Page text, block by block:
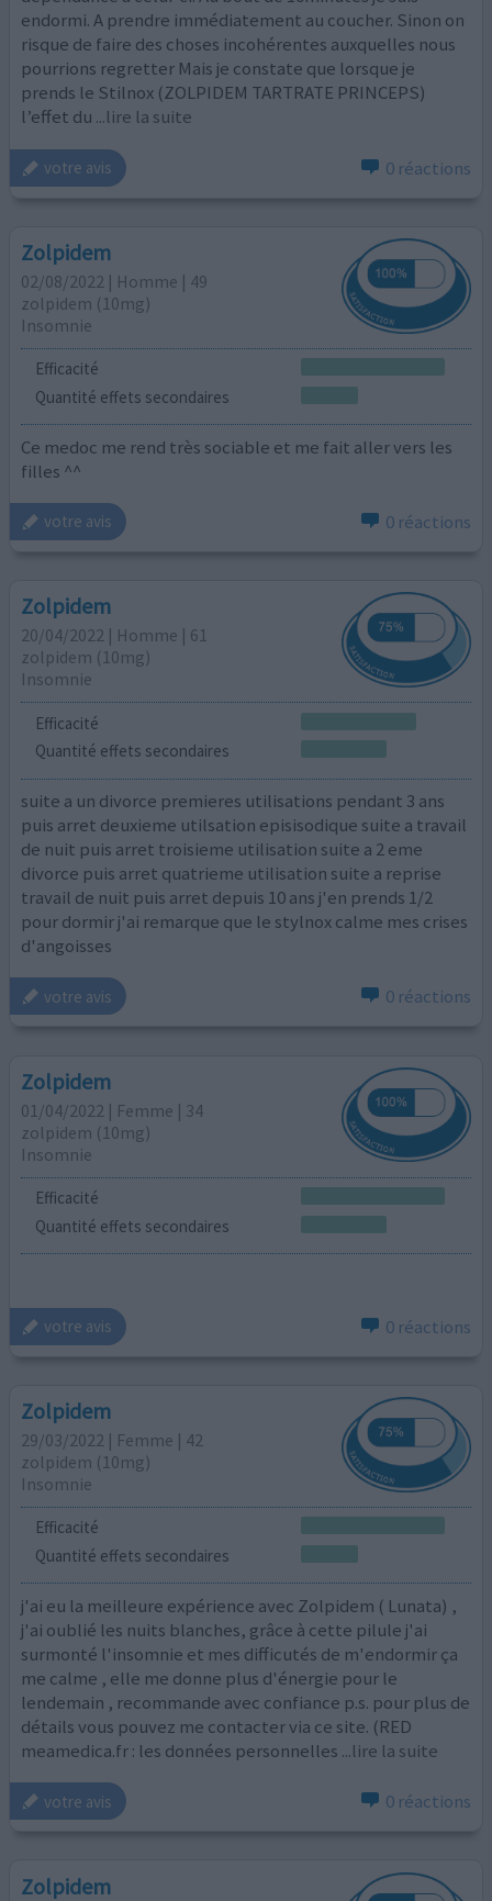
endormi. A prendre immédiatement au coucher. Sinon on
risque de faire des choses incohérentes auxquelles nous
pourrions regretter Mais je constate que lorsque je
prends le Stilnox (ZOLPIDEM TARTRATE PRINCEPS)
l’effet du ...lire la suite
votre avis 0 réactions
Zolpidem
02/08/2022 | Homme | 49
zolpidem (10mg)
Insomnie
Efficacité
Quantité effets secondaires
Ce medoc me rend très sociable et me fait aller vers les
filles ^^
votre avis 0 réactions
Zolpidem
20/04/2022 | Homme | 61
zolpidem (10mg)
Insomnie
Efficacité
Quantité effets secondaires
suite a un divorce premieres utilisations pendant 3 ans
puis arret deuxieme utilsation episisodique suite a travail
de nuit puis arret troisieme utilisation suite a 2 eme
divorce puis arret quatrieme utilisation suite a reprise
travail de nuit puis arret depuis 10 ans j'en prends 1/2
pour dormir j'ai remarque que le stylnox calme mes crises
d'angoisses
votre avis 0 réactions
Zolpidem
01/04/2022 | Femme | 34
zolpidem (10mg)
Insomnie
Efficacité
Quantité effets secondaires
votre avis 0 réactions
Zolpidem
29/03/2022 | Femme | 42
zolpidem (10mg)
Insomnie
Efficacité
Quantité effets secondaires
j'ai eu la meilleure expérience avec Zolpidem ( Lunata) ,
j'ai oublié les nuits blanches, grâce à cette pilule j'ai
surmonté l'insomnie et mes difficutés de m'endormir ça
me calme , elle me donne plus d'énergie pour le
lendemain , recommande avec confiance p.s. pour plus de
détails vous pouvez me contacter via ce site. (RED
meamedica.fr : les données personnelles ...lire la suite
votre avis 0 réactions
Zolpidem